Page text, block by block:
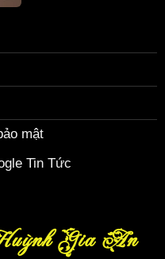
mật
Tin Tức
Gia An